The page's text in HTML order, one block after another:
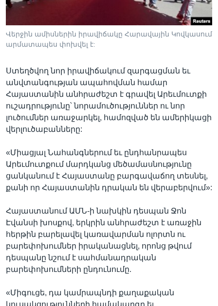
Լեզուներ
Վերջին ամիսներին իրավիճակը Հարավային Կովկասում
արմատապես փոխվել է:
Ստեղծվող նոր իրավիճակում զարգացման եւ
անվտանգության ապահովման համար
Հայաստանին անհրաժեշտ է գրավել Արեւմուտքի
ուշադրությունը՝ նորամուծություններ ու նոր
լուծումներ առաջարկել, համոզված են ամերիկացի
վերլուծաբանները:
«Միացյալ Նահանգներում եւ ընդհանրապես
Արեւմուտքում մարդկանց մեծամասնությունը
ցանկանում է Հայաստանը բարգավաճող տեսնել,
քանի որ Հայաստանին դրական են վերաբերվում»:
Հայաստանում ԱՄՆ-ի նախկին դեսպան Ջոն
Էվանսի խոսքով, երկրին անհրաժեշտ է առաջին
հերթին բարելավել կառավարման ոլորտն ու
բարեփոխումներ իրականացնել, որոնց թվում
դեսպանը նշում է սահմանադրական
բարեփոխումների ընդունումը.
«Միգուցե, դա կամրապնդի քաղաքական
կուսակցությունների համակարգը եւ